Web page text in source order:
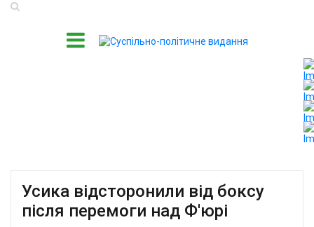
Усика відсторонили від боксу
після перемоги над Ф'юрі